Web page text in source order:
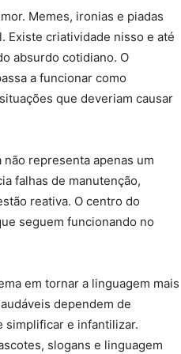
Memes, ironias e piadas
Existe criatividade nisso e até
absurdo cotidiano. O
a funcionar como
que deveriam causar
representa apenas um
falhas de manutenção,
reativa. O centro do
seguem funcionando no
em tornar a linguagem mais
dependem de
simplificar e infantilizar.
slogans e linguagem